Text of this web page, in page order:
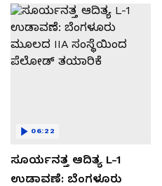
ಸೂರ್ಯನತ್ತ ಆದಿತ್ಯ L-1
ಉಡಾವಣೆ: ಬೆಂಗಳೂರು
06:22